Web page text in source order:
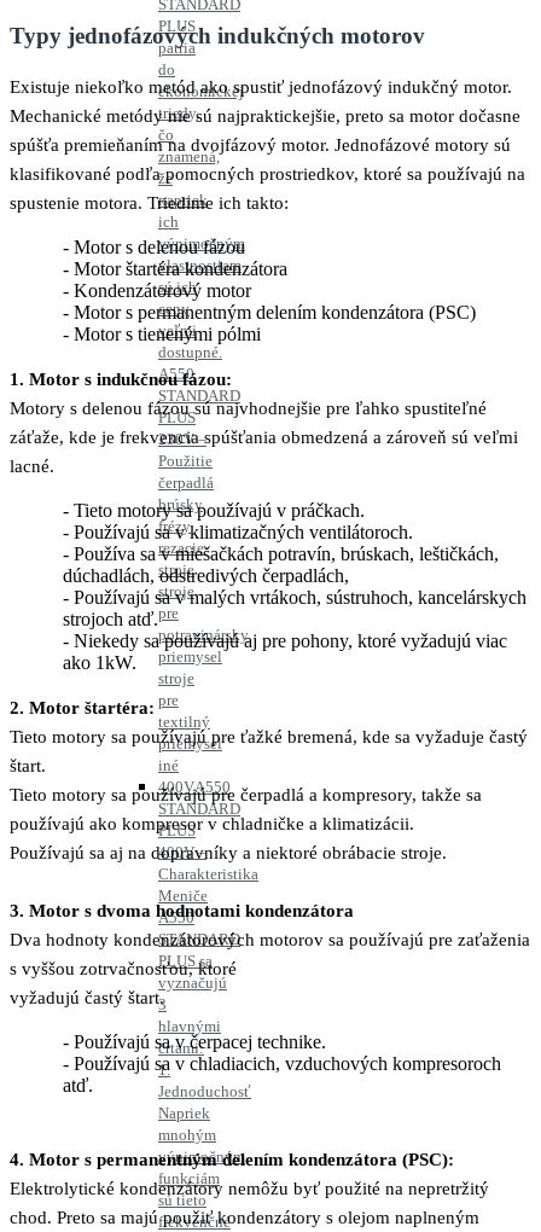
STANDARD
PLUS
patria
do
ekonomickej
triedy,
čo
znamená,
že
napriek
ich
výnimočným
vlastnostiam
sú ich
ceny
veľmi
dostupné.
A550
STANDARD
PLUS
230V –
Použitie
čerpadlá
brúsky
frézy
rezacie
stroje
stroje
pre
potravinársky
priemysel
stroje
pre
textilný
priemysel
iné
400VA550
STANDARD
PLUS
400V –
Charakteristika
Meniče
A550
STANDARD
PLUS sa
vyznačujú
3
hlavnými
črtami:
1.
Jednoduchosť
Napriek
mnohým
výnimočným
funkciám
sú tieto
frekvenčné
Typy jednofázových indukčných motorov
Existuje niekoľko metód ako spustiť jednofázový indukčný motor.
Mechanické metódy nie sú najpraktickejšie, preto sa motor dočasne
spúšťa premieňaním na dvojfázový motor. Jednofázové motory sú
klasifikované podľa pomocných prostriedkov, ktoré sa používajú na
spustenie motora. Triedime ich takto:
Motor s delenou fázou
Motor štartéra kondenzátora
Kondenzátorový motor
Motor s permanentným delením kondenzátora (PSC)
Motor s tienenými pólmi
1. Motor s indukčnou fázou:
Motory s delenou fázou sú najvhodnejšie pre ľahko spustiteľné
záťaže, kde je frekvencia spúšťania obmedzená a zároveň sú veľmi
lacné.
Tieto motory sa používajú v práčkach.
Používajú sa v klimatizačných ventilátoroch.
Používa sa v miešačkách potravín, brúskach, leštičkách,
dúchadlách, odstredivých čerpadlách,
Používajú sa v malých vrtákoch, sústruhoch, kancelárskych
strojoch atď.
Niekedy sa používajú aj pre pohony, ktoré vyžadujú viac
ako 1kW.
2. Motor štartéra:
Tieto motory sa používajú pre ťažké bremená, kde sa vyžaduje častý
štart.
Tieto motory sa používajú pre čerpadlá a kompresory, takže sa
používajú ako kompresor v chladničke a klimatizácii.
Používajú sa aj na dopravníky a niektoré obrábacie stroje.
3. Motor s dvoma hodnotami kondenzátora
Dva hodnoty kondenzátorových motorov sa používajú pre zaťaženia
s vyššou zotrvačnosťou, ktoré
vyžadujú častý štart.
Používajú sa v čerpacej technike.
Používajú sa v chladiacich, vzduchových kompresoroch
atď.
4. Motor s permanentným delením kondenzátora (PSC):
Elektrolytické kondenzátory nemôžu byť použité na nepretržitý
chod. Preto sa majú použiť kondenzátory s olejom naplneným